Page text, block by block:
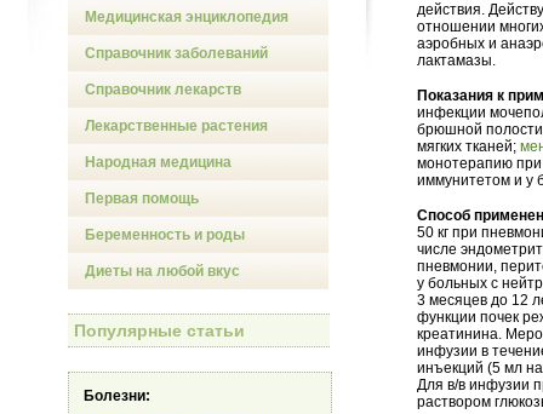
Медицинская энциклопедия
Справочник заболеваний
Справочник лекарств
Лекарственные растения
Народная медицина
Первая помощь
Беременность и роды
Диеты на любой вкус
Популярные статьи
Болезни:
действия.
отношении
аэробных и
лактамазы.
Показания к
инфекции
брюшной
мягких тканей;
монотерапию
иммунитетом и у
Способ
50 кг при
числе
пневмонии,
у больных с
3 месяцев до 12
функции почек
креатинина.
инфузии в
инъекций (5 мл
Для в/в инфузии
раствором